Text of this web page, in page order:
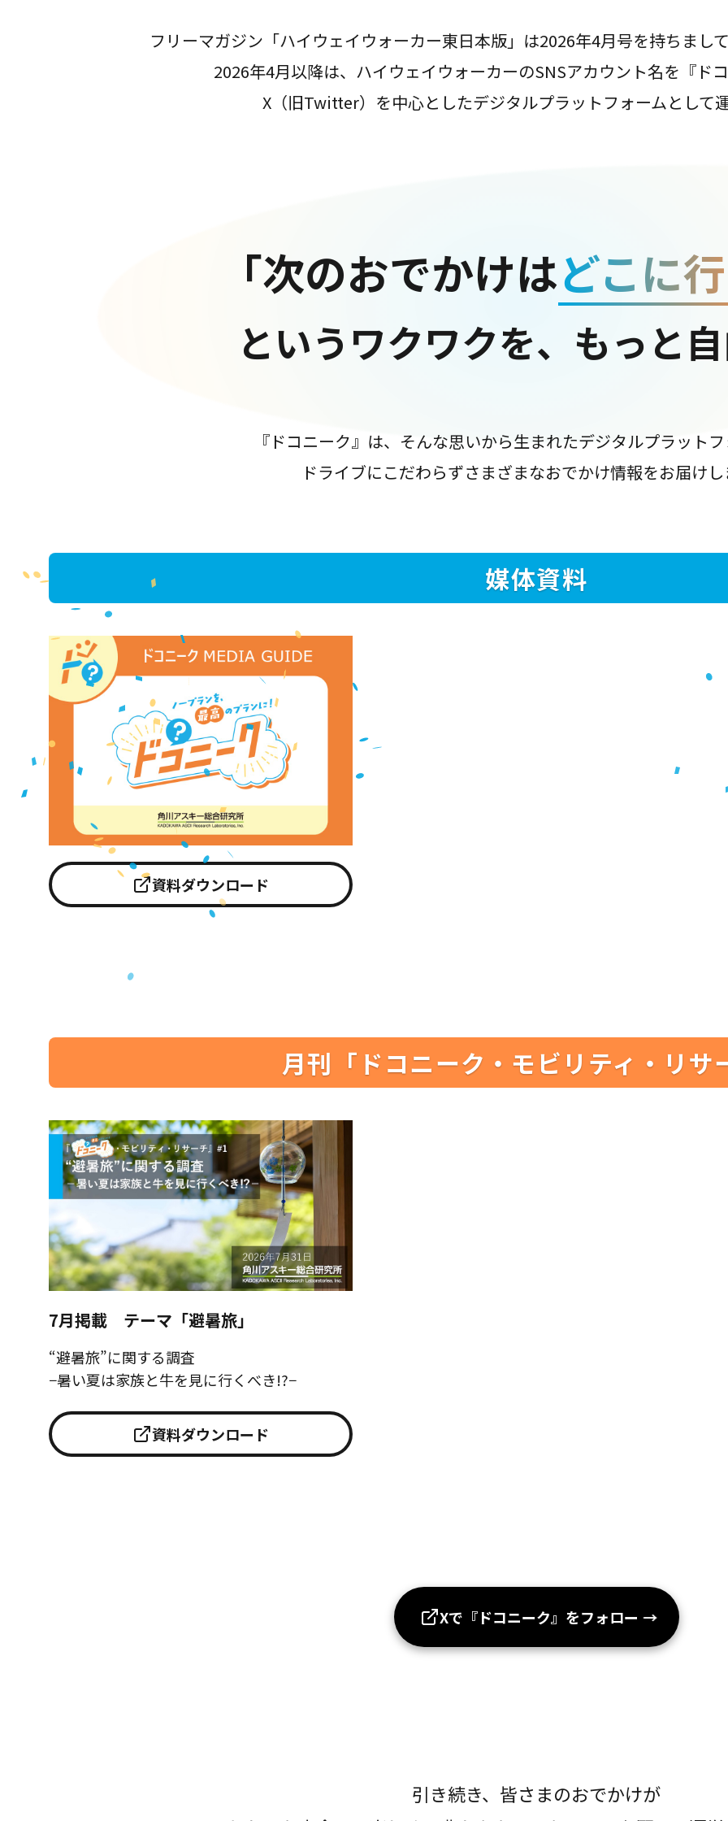
フリーマガジン「ハイウェイウォーカー東日本版」は2026年4月号を持ちまし
2026年4月以降は、ハイウェイウォーカーのSNSアカウント名を『ド
X（旧Twitter）を中心としたデジタルプラットフォームとして
「次のおでかけはどこに
というワクワクを、もっと
『ドコニーク』は、そんな思いから生まれたデジタルプラット
ドライブにこだわらずさまざまなおでかけ情報をお届け
媒体資料
資料ダウンロード
月刊「ドコニーク・モビリティ・リサ
7月掲載 テーマ「避暑旅」
“避暑旅”に関する調査
−暑い夏は家族と牛を見に行くべき!?−
資料ダウンロード
Xで『ドコニーク』をフォロー →
引き続き、皆さまのおでかけが